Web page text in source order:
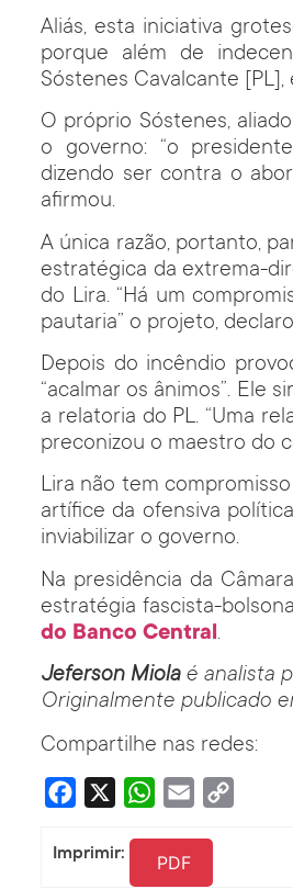
Aliás, esta iniciativa
porque além de
Sóstenes Cavalcante
O próprio Sóstenes,
o governo: “o
dizendo ser contra o
afirmou.
A única razão, portanto,
estratégica da extrema-
do Lira. “Há um
pautaria” o projeto,
Depois do incêndio
“acalmar os ânimos”. Ele
a relatoria do PL. “Uma
preconizou o maestro do
Lira não tem
artífice da ofensiva
inviabilizar o governo.
Na presidência da
estratégia fascista-
do Banco Central.
Jeferson Miolaé analista
Originalmente publicado
Compartilhe nas redes:
Facebook WhatsApp
Email
Imprimir: PDF